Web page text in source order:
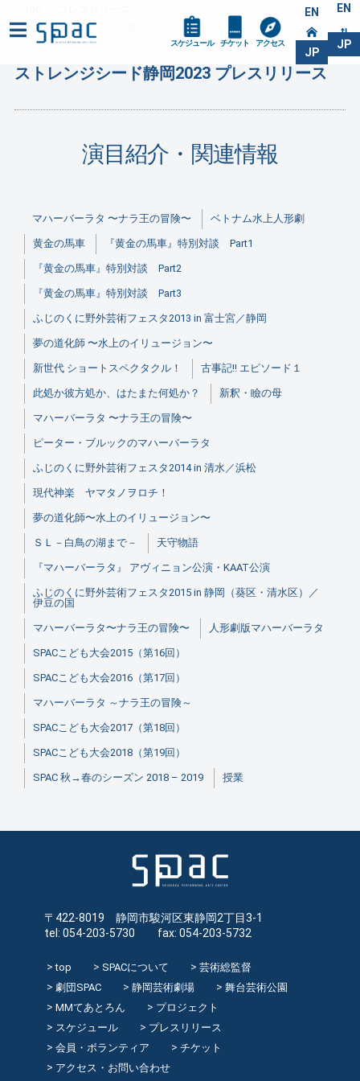
EN
JP
EN
JP
スケジュール チケット アクセス
ストレンジシード静岡2023 プレスリリース
ストレンジシード静岡2023 プレスリリース
演目紹介・関連情報
マハーバーラタ 〜ナラ王の冒険〜 ベトナム水上人形劇
黄金の馬車 『黄金の馬車』特別対談 Part1
『黄金の馬車』特別対談 Part2
『黄金の馬車』特別対談 Part3
ふじのくに野外芸術フェスタ2013 in 富士宮／静岡
夢の道化師 〜水上のイリュージョン〜
新世代 ショートスペクタクル！ 古事記!! エピソード１
此処か彼方処か、はたまた何処か？ 新釈・瞼の母
マハーバーラタ 〜ナラ王の冒険〜
ピーター・ブルックのマハーバーラタ
ふじのくに野外芸術フェスタ2014 in 清水／浜松
現代神楽 ヤマタノヲロチ！
夢の道化師〜水上のイリュージョン〜
ＳＬ－白鳥の湖まで－ 天守物語
『マハーバーラタ』 アヴィニョン公演・KAAT公演
ふじのくに野外芸術フェスタ2015 in 静岡（葵区・清水区）／
伊豆の国
マハーバーラタ〜ナラ王の冒険〜 人形劇版マハーバーラタ
SPACこども大会2015（第16回）
SPACこども大会2016（第17回）
マハーバーラタ ～ナラ王の冒険～
SPACこども大会2017（第18回）
SPACこども大会2018（第19回）
SPAC 秋→春のシーズン 2018 – 2019 授業
〒422-8019 静岡市駿河区東静岡2丁目3-1
tel: 054-203-5730 fax: 054-203-5732
top SPACについて
芸術総監督
劇団SPAC
静岡芸術劇場
舞台芸術公園
MMてあとろん
プロジェクト
スケジュール
プレスリリース
会員・ボランティア
チケット
アクセス・お問い合わせ